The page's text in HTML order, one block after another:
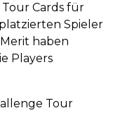
Cards für
Spieler
haben
Players
Tour